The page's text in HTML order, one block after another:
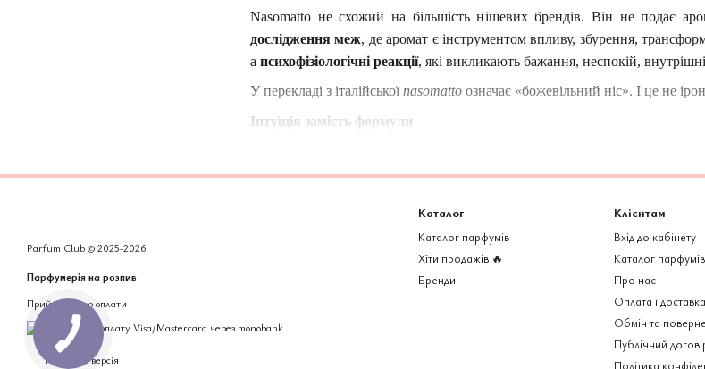
Nasomatto не схожий на більшість нішевих брендів. Він не подає
дослідження меж, де аромат є інструментом впливу, збурення,
а психофізіологічні реакції, які викликають бажання, неспокій,
У перекладі з італійськоїnasomatto означає «божевільний ніс». І це не
Інтуїція замість формули
тіло, у реакцію, у підсвідомість. Створюючи аромати, Алессандро
екстракти парфумів , тобто найвища
— вони не розсіюються, а всотуются в простір і шкіру. Саме така
Parfum Club © 2025-2026
Парфумерія на розпив
Приймаємо до оплати
Мобільна версія
Каталог
Каталог парфумів
Хіти продажів 🔥
Бренди
Клієнтам
Вхід до кабінету
Каталог парфумів
Про нас
Оплата і доставка
Обмін та
Публічний
Політика